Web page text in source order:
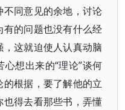
同意见的余地，讨论
的问题也没有什么经
这就迫使人认真动脑
想出来的“理论”谈何
根据，要了解他的立
得去看那些书，弄懂